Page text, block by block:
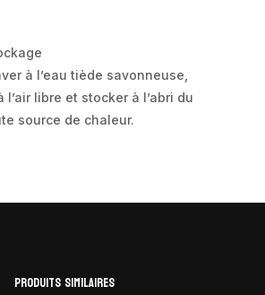
à l’eau tiède savonneuse,
l’air libre et stocker à l’abri du
source de chaleur.
Produits similaires